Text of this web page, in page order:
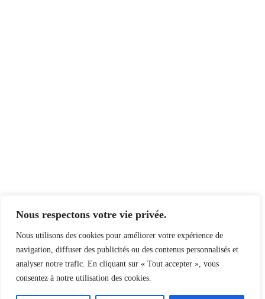
Nous respectons votre vie privée.
Nous utilisons des cookies pour améliorer votre expérience de
navigation, diffuser des publicités ou des contenus personnalisés et
analyser notre trafic. En cliquant sur « Tout accepter », vous
consentez à notre utilisation des cookies.